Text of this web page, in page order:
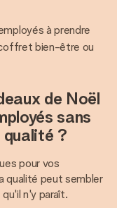
à prendre
bien-être ou
de Noël
sans
?
pour vos
qualité peut sembler
n'y paraît.